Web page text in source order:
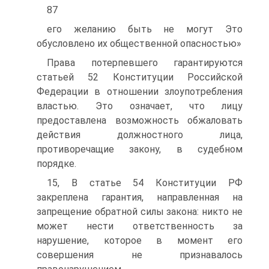
87
его желанию быть не могут Это
обусловлено их общественной опасностью»
Права потерпевшего гарантируются
статьей 52 Конституции Российской
Федерации в отношении злоупотребления
властью. Это означает, что лицу
предоставлена возможность обжаловать
действия должностного лица,
противоречащие закону, в судебном
порядке.
15, В статье 54 Конституции РФ
закреплена гарантия, направленная на
запрещение обратной силы закона: никто не
может нести ответственность за
нарушение, которое в момент его
совершения не признавалось